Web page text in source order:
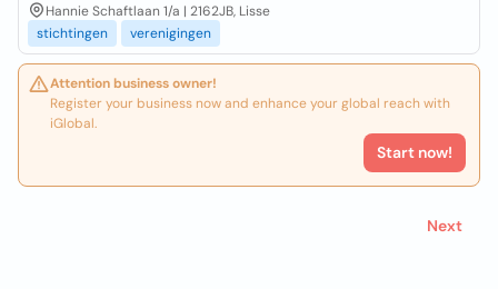
Hannie Schaftlaan 1/a | 2162JB, Lisse
stichtingen
verenigingen
Attention business owner!
Register your business now and enhance your global reach with
iGlobal.
Start now!
Next